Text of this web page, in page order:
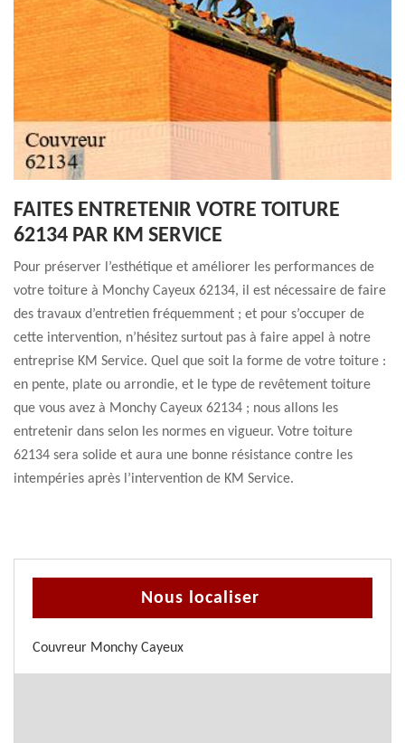
FAITES ENTRETENIR VOTRE TOITURE
62134 PAR KM SERVICE
Pour préserver l’esthétique et améliorer les performances de
votre toiture à Monchy Cayeux 62134, il est nécessaire de faire
des travaux d’entretien fréquemment ; et pour s’occuper de
cette intervention, n’hésitez surtout pas à faire appel à notre
entreprise KM Service. Quel que soit la forme de votre toiture :
en pente, plate ou arrondie, et le type de revêtement toiture
que vous avez à Monchy Cayeux 62134 ; nous allons les
entretenir dans selon les normes en vigueur. Votre toiture
62134 sera solide et aura une bonne résistance contre les
intempéries après l’intervention de KM Service.
Nous localiser
Couvreur Monchy Cayeux